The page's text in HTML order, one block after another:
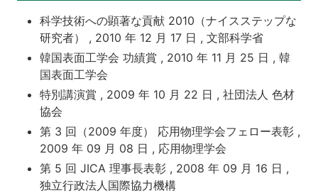
科学技術への顕著な貢献 2010（ナイスステップな
研究者） , 2010 年 12 月 17 日 , 文部科学省
韓国表面工学会 功績賞 , 2010 年 11 月 25 日 , 韓
国表面工学会
特別講演賞 , 2009 年 10 月 22 日 , 社団法人 色材
協会
第 3 回（2009 年度） 応用物理学会フェロー表彰 ,
2009 年 09 月 08 日 , 応用物理学会
第 5 回 JICA 理事長表彰 , 2008 年 09 月 16 日 ,
独立行政法人国際協力機構